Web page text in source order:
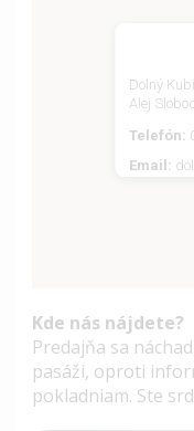
Dolný
Alej
Telefón:
Email:
Kde nás nájdete?
Predajňa sa
pasáži, oproti
pokladniam. Ste